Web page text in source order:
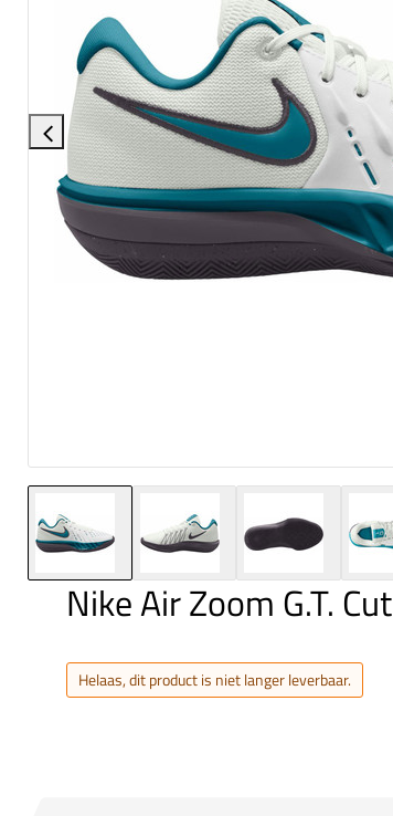
Nike Air Zoom G.T.
Helaas, dit product is niet langer leverbaar.